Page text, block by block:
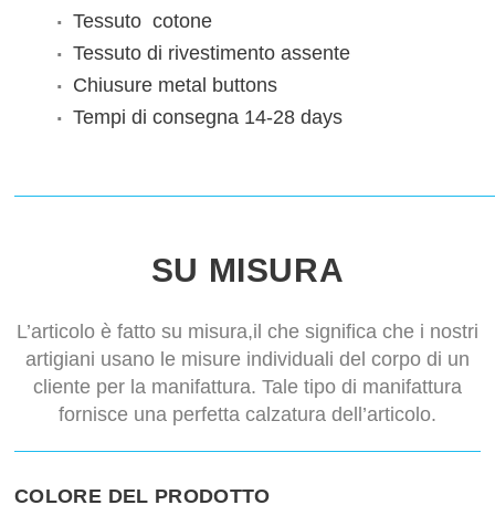
Tessuto cotone
Tessuto di rivestimento assente
Chiusure metal buttons
Tempi di consegna 14-28 days
SU MISURA
L’articolo è fatto su misura,il che significa che i nostri
artigiani usano le misure individuali del corpo di un
cliente per la manifattura. Tale tipo di manifattura
fornisce una perfetta calzatura dell’articolo.
COLORE DEL PRODOTTO